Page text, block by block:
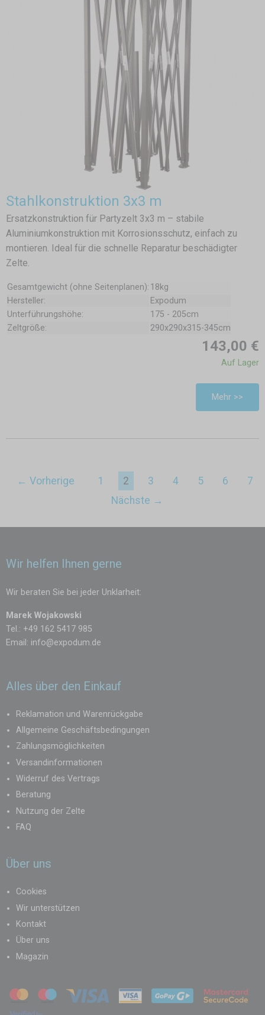
Stahlkonstruktion 3x3 m
Ersatzkonstruktion für Partyzelt 3x3 m – stabile
Aluminiumkonstruktion mit Korrosionsschutz, einfach zu
montieren. Ideal für die schnelle Reparatur beschädigter
Zelte.
Gesamtgewicht (ohne Seitenplanen): 18kg
Hersteller:
Expodum
Unterführungshöhe:
175 - 205cm
Zeltgröße:
290x290x315-345cm
143,00 €
Auf Lager
Mehr >>
← Vorherige 1 2 3 4 5 6
7
Nächste →
Wir helfen Ihnen gerne
Wir beraten Sie bei jeder Unklarheit:
Marek Wojakowski
Tel.: +49 162 5417 985
Email: info@expodum.de
Alles über den Einkauf
Reklamation und Warenrückgabe
Allgemeine Geschäftsbedingungen
Zahlungsmöglichkeiten
Versandinformationen
Widerruf des Vertrags
Beratung
Nutzung der Zelte
FAQ
Über uns
Cookies
Wir unterstützen
Kontakt
Über uns
Magazin